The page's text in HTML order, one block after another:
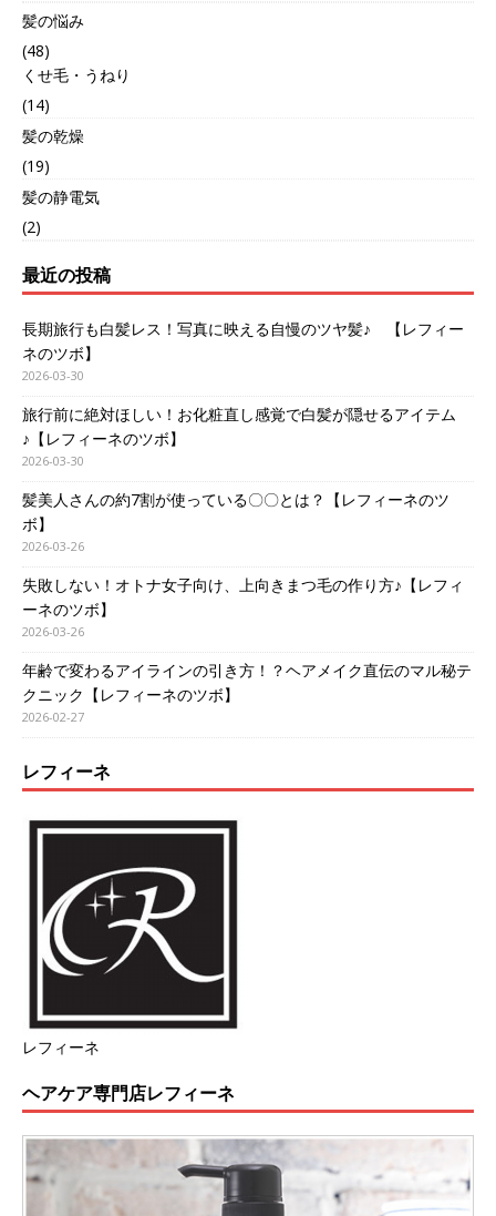
髪の悩み
(48)
くせ毛・うねり
(14)
髪の乾燥
(19)
髪の静電気
(2)
最近の投稿
長期旅行も白髪レス！写真に映える自慢のツヤ髪♪ 【レフィー
ネのツボ】
2026-03-30
旅行前に絶対ほしい！お化粧直し感覚で白髪が隠せるアイテム
♪【レフィーネのツボ】
2026-03-30
髪美人さんの約7割が使っている〇〇とは？【レフィーネのツ
ボ】
2026-03-26
失敗しない！オトナ女子向け、上向きまつ毛の作り方♪【レフィ
ーネのツボ】
2026-03-26
年齢で変わるアイラインの引き方！？ヘアメイク直伝のマル秘テ
クニック【レフィーネのツボ】
2026-02-27
レフィーネ
レフィーネ
ヘアケア専門店レフィーネ